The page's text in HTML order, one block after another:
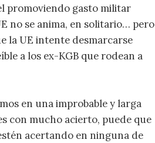
promoviendo gasto militar
no se anima, en solitario… pero
la UE intente desmarcarse
a los ex-KGB que rodean a
en una improbable y larga
con mucho acierto, puede que
acertando en ninguna de